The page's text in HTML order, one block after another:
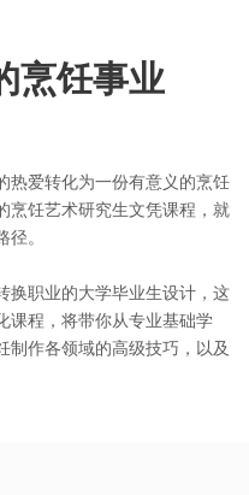
烹饪事业
热爱转化为一份有意义的烹饪
烹饪艺术研究生文凭课程，就
径。
换职业的大学毕业生设计，这
课程，将带你从专业基础学
制作各领域的高级技巧，以及